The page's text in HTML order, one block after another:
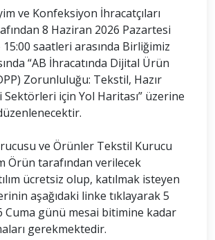
ve Konfeksiyon İhracatçıları
8 Haziran 2026 Pazartesi
saatleri arasında Birliğimiz
“AB İhracatında Dijital Ürün
Zorunluluğu: Tekstil, Hazır
Sektörleri için Yol Haritası” üzerine
ve Örünler Tekstil Kurucu
Örün tarafından verilecek
ücretsiz olup, katılmak isteyen
aşağıdaki linke tıklayarak 5
Cuma günü mesai bitimine kadar
gerekmektedir.